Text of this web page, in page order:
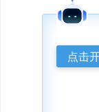
点击